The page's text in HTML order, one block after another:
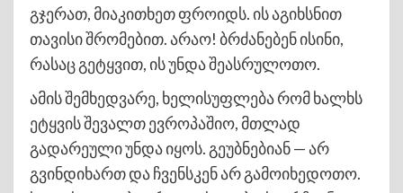
გჯერათ, მიაკითხეთ ფროიდს. ის აგიხსნით
თავისი შრომებით. არაო! ბრძანებენ ისინი,
რასაც გეტყვით, ის უნდა შეასრულოთო.
ამის შემხედვარე, ხელისუფლება რომ ხალხს
ეტყვის შევალთ ევროპაშიო, მთლად
გადარეული უნდა იყოს. გეუბნებიან — არ
გვინდიხართ და ჩვენსკენ არ გამოიხედოთო.